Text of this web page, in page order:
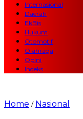
Internasional
Daerah
EkBis
Hukum
Otomotif
Olahraga
Opini
Indeks
Home / Nasional